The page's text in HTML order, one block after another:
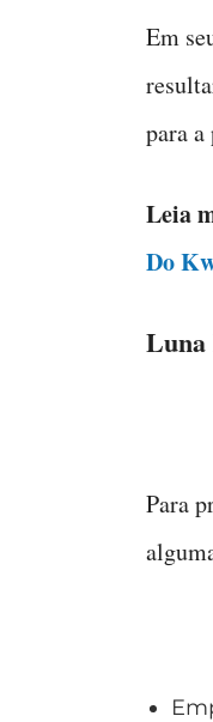
Em
para
Leia
Do
Luna
Para